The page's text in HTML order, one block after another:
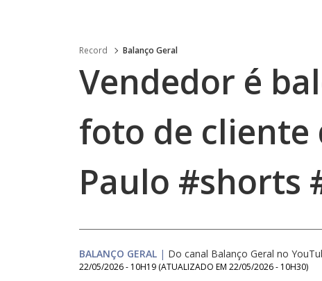
Record Balanço Geral
Vendedor é
foto de cliente
Paulo #shorts
BALANÇO GERAL | Do canal Balanço Geral no
22/05/2026 - 10H19 (ATUALIZADO EM 22/05/2026 - 10H30)